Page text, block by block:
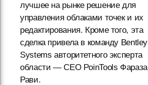
лучшее на рынке решение для
управления облаками точек и их
редактирования. Кроме того, эта
сделка привела в команду Bentley
Systems авторитетного эксперта
области — CEO PoinTools Фараза
Рави.